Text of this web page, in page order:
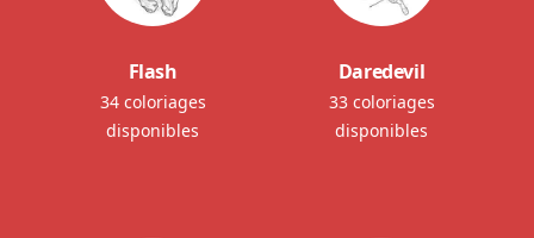
Flash
34 coloriages
disponibles
Daredevil
33 coloriages
disponibles